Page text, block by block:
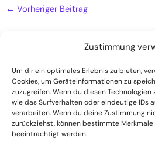
Zustimmung
Um dir ein optimales Erlebnis zu bieten,
Cookies, um Geräteinformationen zu
zuzugreifen. Wenn du diesen
wie das Surfverhalten oder eindeutige IDs
verarbeiten. Wenn du deine Zustimmung
zurückziehst, können bestimmte
beeinträchtigt werden.
← Vorheriger Beitrag
Kontakt